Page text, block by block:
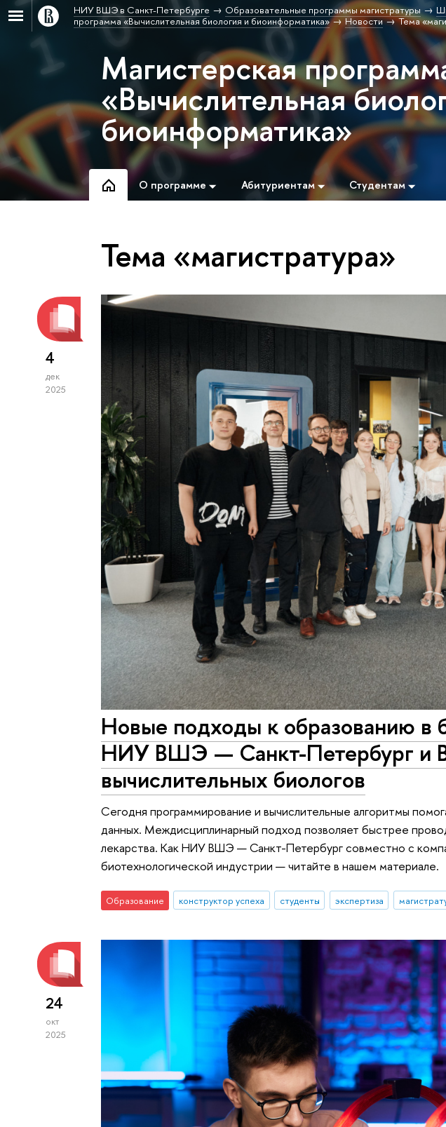
НИУ ВШЭ в Санкт-Петербурге Образовательные программы магистратуры
программа «Вычислительная биология и биоинформатика»
Новости Тема
Магистерская
«Вычислительная
биоинформатика»
О программе Абитуриентам Студентам
Тема «магистратура»
4
дек
2025
Новые подходы к образованию в
НИУ ВШЭ — Санкт-Петербург и
вычислительных биологов
Сегодня программирование и вычислительные алгоритмы
данных. Междисциплинарный подход позволяет быстрее
лекарства. Как НИУ ВШЭ — Санкт-Петербург совместно с
биотехнологической индустрии — читайте в нашем материале.
Образование конструктор успеха студенты экспертиза
24
окт
2025